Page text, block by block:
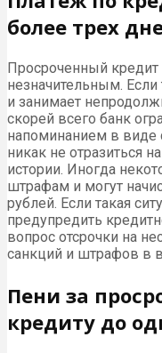
более трех
Просроченный кредит
незначительным.
и занимает
скорей всего банк
напоминанием в виде
никак не отразиться
истории. Иногда
штрафам и могут
рублей. Если такая
предупредить
вопрос отсрочки на
санкций и штрафов в
Пени за
кредиту до